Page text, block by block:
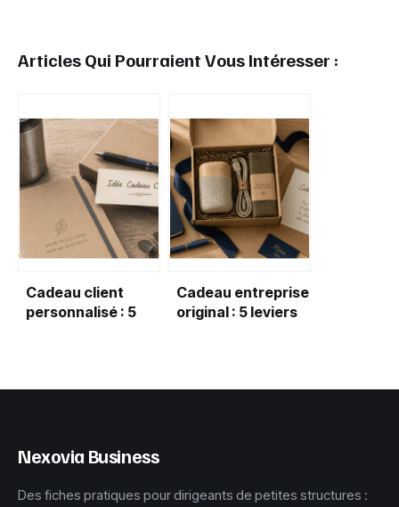
Articles Qui Pourraient Vous Intéresser :
Cadeau client
personnalisé : 5
encombrer
Cadeau entreprise
original : 5 leviers
bureaux
Nexovia Business
Des fiches pratiques pour dirigeants de petites structures :